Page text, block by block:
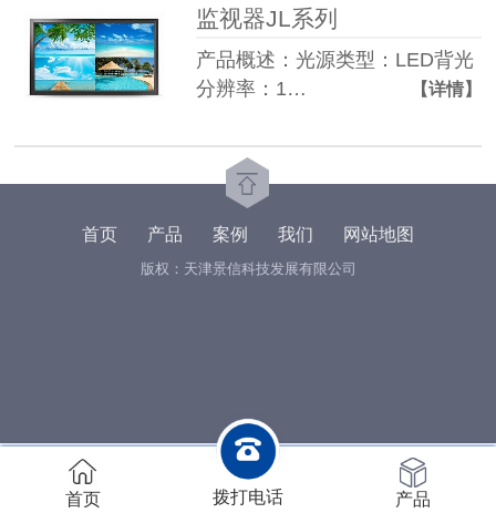
监视器JL系列
产品概述：光源类型：LED背光
分辨率：1…
【详情】
首页 产品 案例 我们 网站地图
版权：天津景信科技发展有限公司
首页 拨打电话 产品